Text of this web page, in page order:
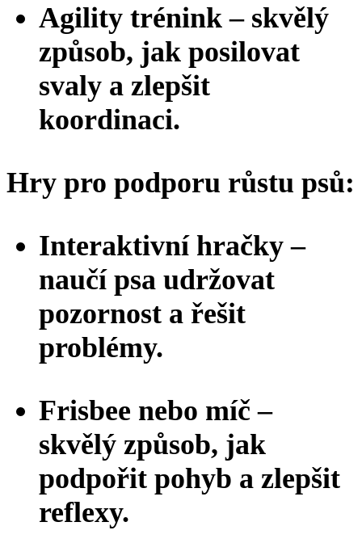
Agility trénink – skvělý
způsob, jak posilovat
svaly a zlepšit
koordinaci.
Hry pro podporu růstu psů:
Interaktivní hračky –
naučí psa udržovat
pozornost a řešit
problémy.
Frisbee nebo míč –
skvělý způsob, jak
podpořit pohyb a zlepšit
reflexy.